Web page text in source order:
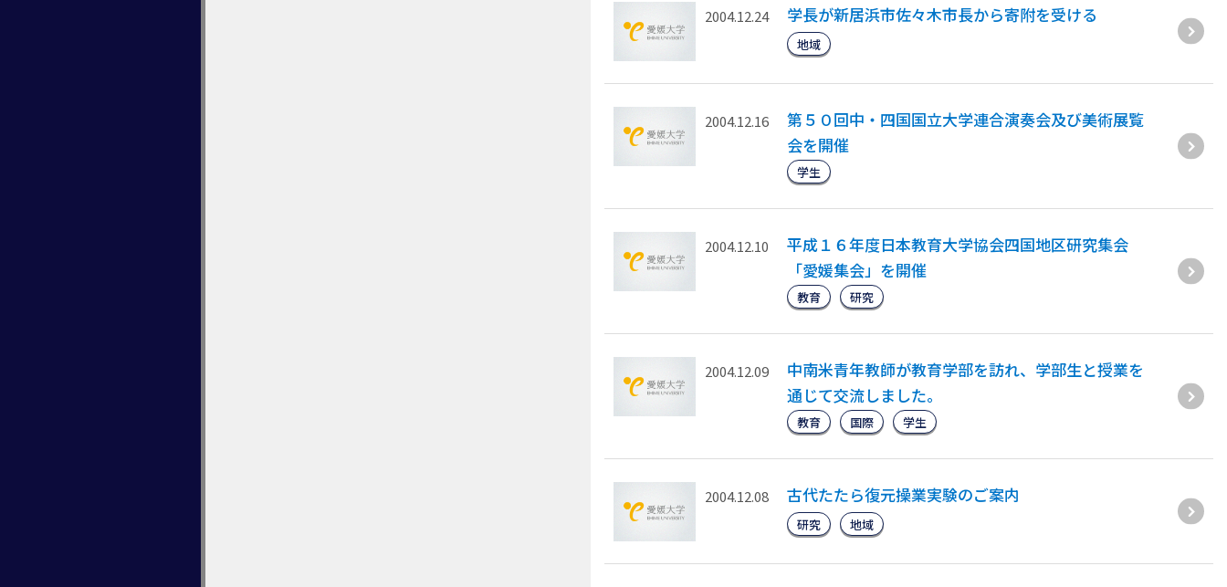
2004.12.24 学長が新居浜市佐々木市長から寄附を受ける
地域
2004.12.16
第５０回中・四国国立大学連合演奏会及び美術展覧
会を開催
学生
2004.12.10
平成１６年度日本教育大学協会四国地区研究集会
「愛媛集会」を開催
教育 研究
2004.12.09
中南米青年教師が教育学部を訪れ、学部生と授業を
通じて交流しました。
教育 国際 学生
2004.12.08 古代たたら復元操業実験のご案内
研究 地域